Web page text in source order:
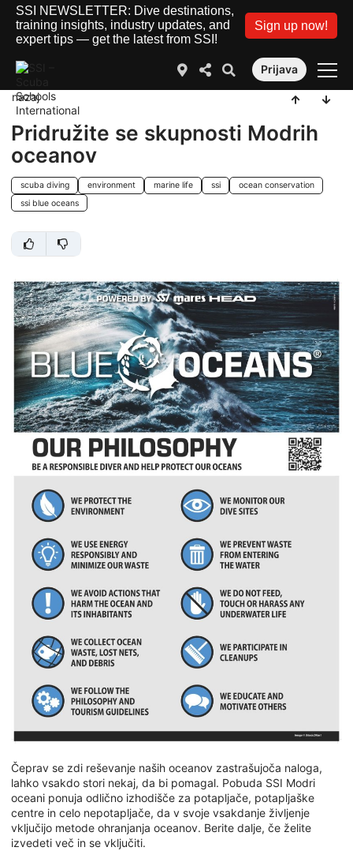
SSI NEWSLETTER: Dive destinations,
training insights, industry updates, and
expert tips — get the latest from SSI!
Sign up now!
Prijava
nazaj
Pridružite se skupnosti Modrih
oceanov
scuba diving environment marine life ssi
ocean conservation
ssi blue oceans
Čeprav se zdi reševanje naših oceanov zastrašujoča naloga,
lahko vsakdo stori nekaj, da bi pomagal. Pobuda SSI Modri
oceani ponuja odlično izhodišče za potapljače, potapljaške
centre in celo nepotapljače, da v svoje vsakdanje življenje
vključijo metode ohranjanja oceanov. Berite dalje, če želite
izvedeti več in se vključiti.